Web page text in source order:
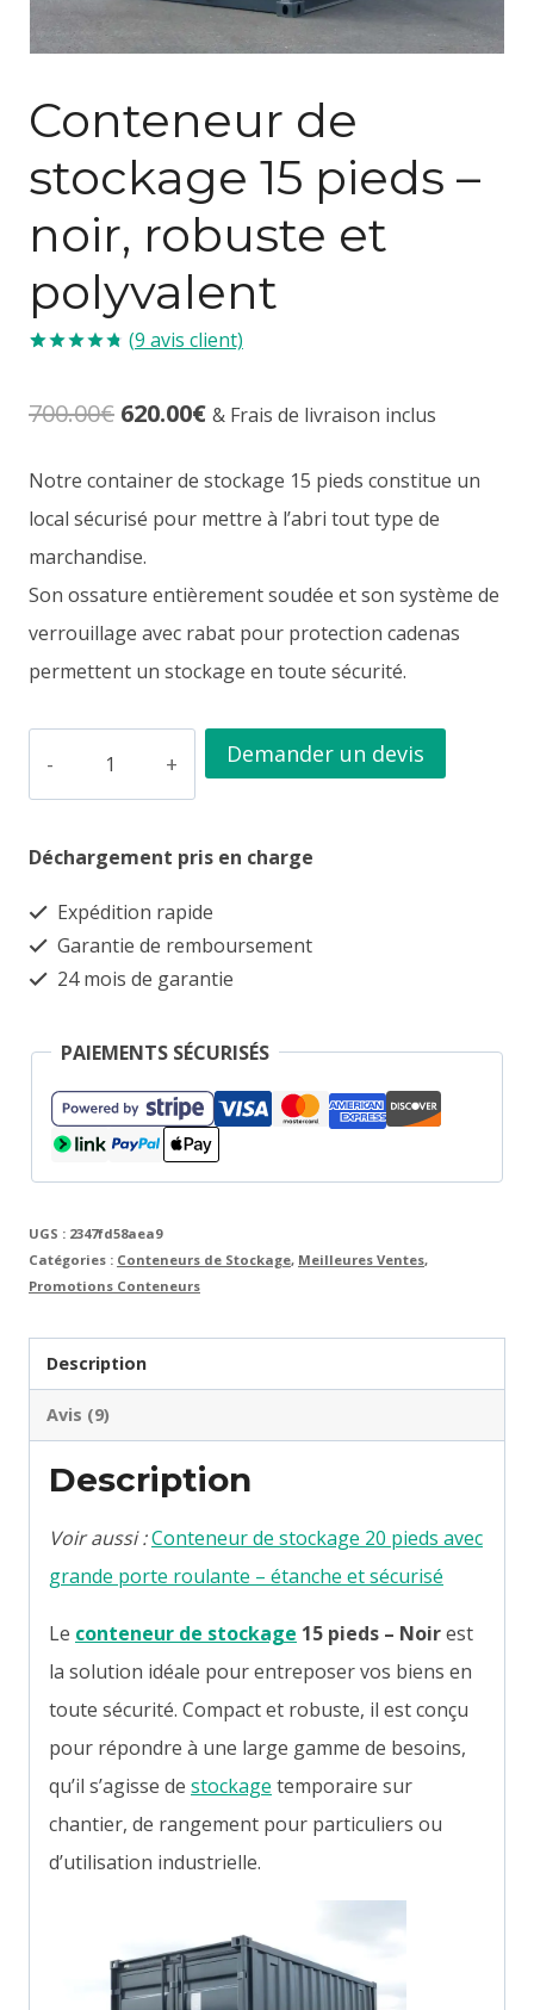
Conteneur de
stockage 15 pieds –
noir, robuste et
polyvalent
sur
notations
(9 avis client)
700.00€ Le
initial
était :
700.00€.
620.00€Le
actuel
620.00€.
& Frais de livraison inclus
Notre container de stockage 15 pieds constitue un
local sécurisé pour mettre à l’abri tout type de
marchandise.
Son ossature entièrement soudée et son système de
verrouillage avec rabat pour protection cadenas
permettent un stockage en toute sécurité.
de
stockage
15
pieds
noir,
robuste
Demander un devis
Déchargement pris en charge
Expédition rapide
Garantie de remboursement
24 mois de garantie
PAIEMENTS SÉCURISÉS
UGS : 2347fd58aea9
Catégories : Conteneurs de Stockage, Meilleures Ventes,
Promotions Conteneurs
Description
Avis (9)
Description
Voir aussi :Conteneur de stockage 20 pieds avec
grande porte roulante – étanche et sécurisé
Le conteneur de stockage 15 pieds – Noirest
la solution idéale pour entreposer vos biens en
toute sécurité. Compact et robuste, il est conçu
pour répondre à une large gamme de besoins,
qu’il s’agisse de stockage temporaire sur
chantier, de rangement pour particuliers ou
d’utilisation industrielle.